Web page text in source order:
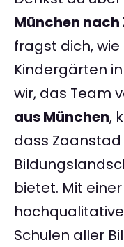
München
fragst dich, wie
Kindergärten
wir, das Team
aus München,
dass
bietet. Mit
Schulen aller